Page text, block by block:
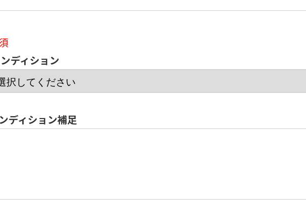
ディション
ディション補足